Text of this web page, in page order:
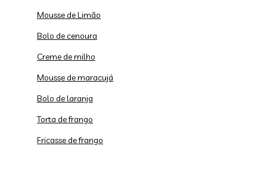
Mousse de Limão
Bolo de cenoura
Creme de milho
Mousse de maracujá
Bolo de laranja
Torta de frango
Fricasse de frango